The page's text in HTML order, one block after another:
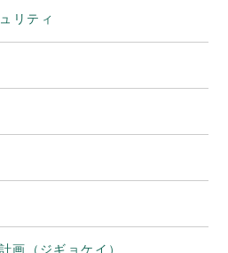
リティ
画（ジギョケイ）